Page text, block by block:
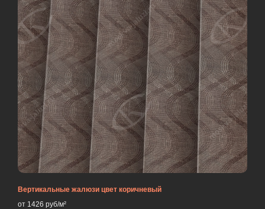
Вертикальные жалюзи цвет коричневый
от 1426 руб/м²